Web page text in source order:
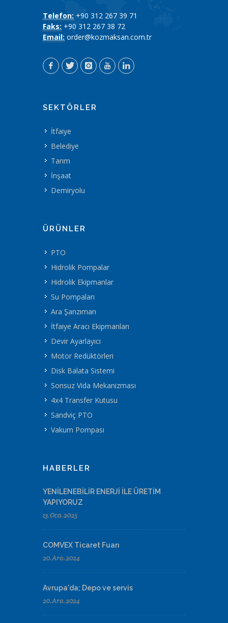
Telefon: +90 312 267 39 71
Faks: +90 312 267 38 72
Email: order@kozmaksan.com.tr
SEKTÖRLER
İtfaiye
Belediye
Tarım
İnşaat
Demiryolu
ÜRÜNLER
PTO
Hidrolik Pompalar
Hidrolik Ekipmanlar
Su Pompaları
Ara Şanzıman
İtfaiye Aracı Ekipmanları
Devir Ayarlayıcı
Motor Redüktörleri
Disk Balata Sistemi
Sonsuz Vida Mekanizması
4x4 Transfer Kutusu
Sandviç PTO
Vakum Pompası
HABERLER
YENİLENEBİLİR ENERJİ İLE ÜRETİM
YAPIYORUZ
13.Oca.2025
COMVEX Ticaret Fuarı
20.Ara.2024
Avrupa'da; Depo ve servis
20.Ara.2024